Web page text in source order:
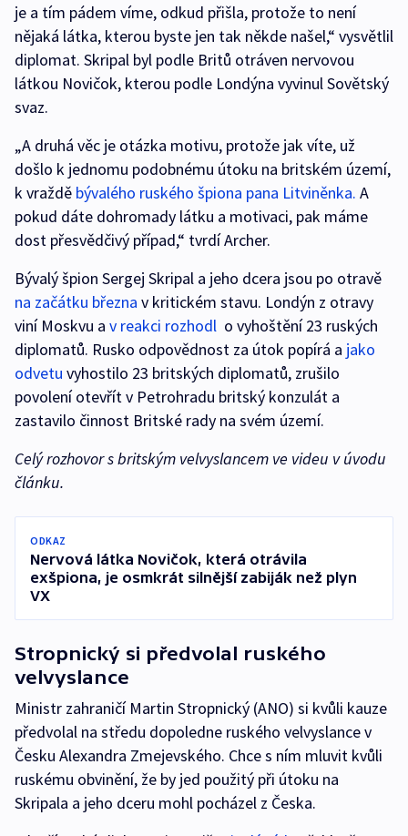
je a tím pádem víme, odkud přišla, protože to není
nějaká látka, kterou byste jen tak někde našel,“ vysvětlil
diplomat. Skripal byl podle Britů otráven nervovou
látkou Novičok, kterou podle Londýna vyvinul Sovětský
svaz.
„A druhá věc je otázka motivu, protože jak víte, už
došlo k jednomu podobnému útoku na britském území,
k vraždě bývalého ruského špiona pana Litviněnka. A
pokud dáte dohromady látku a motivaci, pak máme
dost přesvědčivý případ,“ tvrdí Archer.
Bývalý špion Sergej Skripal a jeho dcera jsou po otravě
na začátku března v kritickém stavu. Londýn z otravy
viní Moskvu a v reakci rozhodl o vyhoštění 23 ruských
diplomatů. Rusko odpovědnost za útok popírá a jako
odvetu vyhostilo 23 britských diplomatů, zrušilo
povolení otevřít v Petrohradu britský konzulát a
zastavilo činnost Britské rady na svém území.
Celý rozhovor s britským velvyslancem ve videu v úvodu
článku.
ODKAZ
Nervová látka Novičok, která otrávila
exšpiona, je osmkrát silnější zabiják než plyn
VX
Stropnický si předvolal ruského
velvyslance
Ministr zahraničí Martin Stropnický (ANO) si kvůli kauze
předvolal na středu dopoledne ruského velvyslance v
Česku Alexandra Zmejevského. Chce s ním mluvit kvůli
ruskému obvinění, že by jed použitý při útoku na
Skripala a jeho dceru mohl pocházel z Česka.